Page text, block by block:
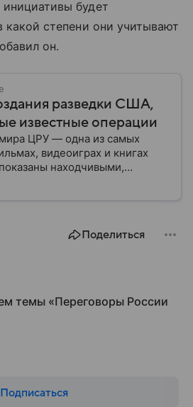
будет
какой степени они учитывают
он.
разведки США,
известные операции
ЦРУ — одна из самых
видеоиграх и книгах
находчивыми,
людьми, для которых
Поделиться
темы «Переговоры России
Подписаться